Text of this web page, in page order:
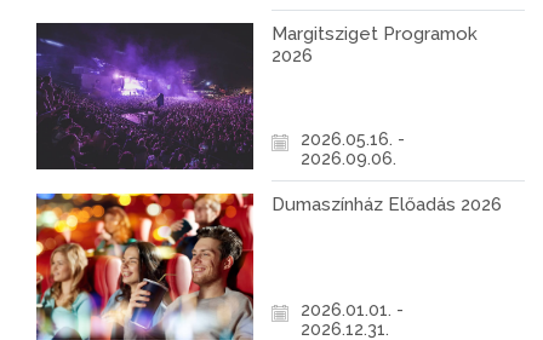
Margitsziget Programok
2026
2026.05.16. -
2026.09.06.
Dumaszínház Előadás 2026
2026.01.01. -
2026.12.31.